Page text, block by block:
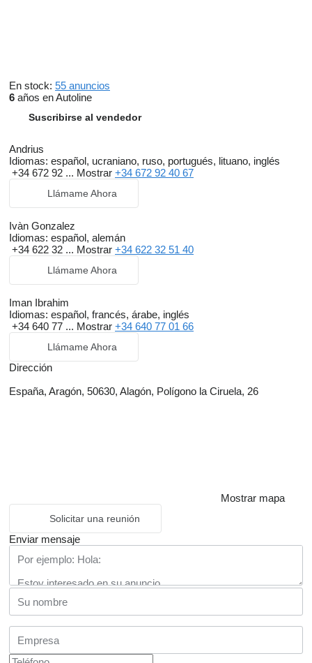
En stock: 55 anuncios
6 años en Autoline
Suscribirse al vendedor
Andrius
Idiomas: español, ucraniano, ruso, portugués, lituano, inglés
+34 672 92 ... Mostrar +34 672 92 40 67
Llámame Ahora
Ivàn Gonzalez
Idiomas: español, alemán
+34 622 32 ... Mostrar +34 622 32 51 40
Llámame Ahora
Iman Ibrahim
Idiomas: español, francés, árabe, inglés
+34 640 77 ... Mostrar +34 640 77 01 66
Llámame Ahora
Dirección
España, Aragón, 50630, Alagón, Polígono la Ciruela, 26
Mostrar mapa
Solicitar una reunión
Enviar mensaje